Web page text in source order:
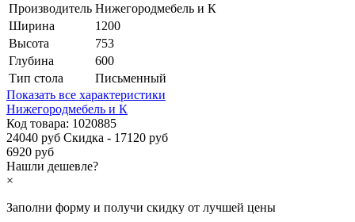
Производитель Нижегородмебель и К
Ширина
1200
Высота
753
Глубина
600
Тип стола
Письменный
Показать все характеристики
Нижегородмебель и К
Код товара: 1020885
24040 руб Скидка - 17120 руб
6920 руб
Нашли дешевле?
×
Заполни форму и получи скидку от лучшей цены